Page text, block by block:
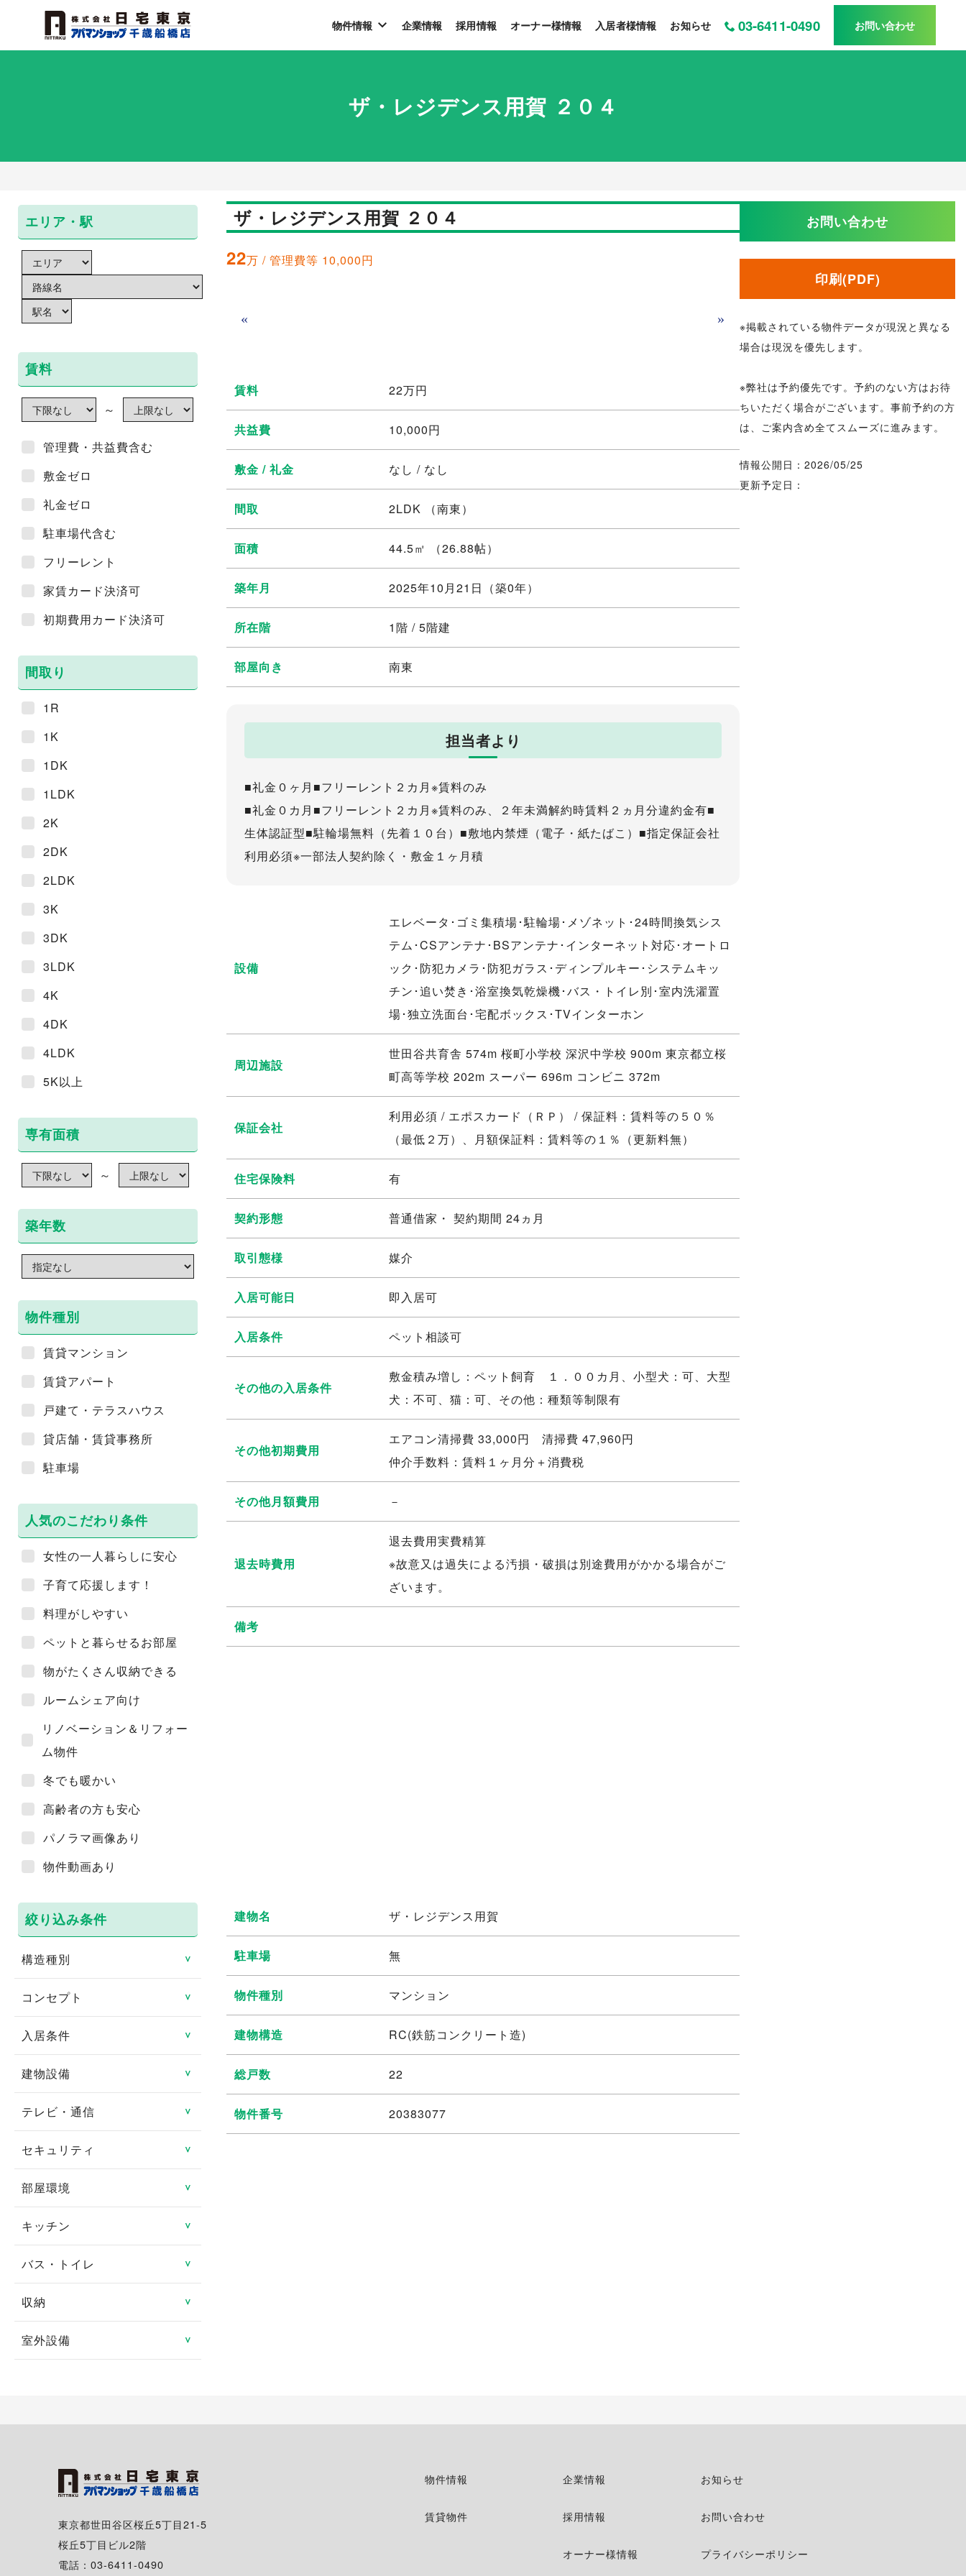
物件情報 企業情報 採用情報 オーナー様情報 入居者様情報 お知らせ 03-6411-0490 お問い合わせ
ザ・レジデンス用賀 ２０４
エリア・駅
賃料
～
管理費・共益費含む
敷金ゼロ
礼金ゼロ
駐車場代含む
フリーレント
家賃カード決済可
初期費用カード決済可
間取り
1R
1K
1DK
1LDK
2K
2DK
2LDK
3K
3DK
3LDK
4K
4DK
4LDK
5K以上
専有面積
～
築年数
物件種別
賃貸マンション
賃貸アパート
戸建て・テラスハウス
貸店舗・賃貸事務所
駐車場
人気のこだわり条件
女性の一人暮らしに安心
子育て応援します！
料理がしやすい
ペットと暮らせるお部屋
物がたくさん収納できる
ルームシェア向け
リノベーション＆リフォー
ム物件
冬でも暖かい
高齢者の方も安心
パノラマ画像あり
物件動画あり
絞り込み条件
構造種別 ＞
鉄骨造
鉄筋コンクリート造
鉄骨鉄筋コンクリート造
軽量鉄骨造
木造
コンセプト ＞
リノベーション物件
リフォーム済み
日当たり良好
閑静な住宅街
タイル貼り
デザイナーズ賃貸物件
分譲賃貸
入居条件 ＞
即入居可
ペット相談可
連帯保証人不要
女性限定
ルームシェア可
高齢者向け
建物設備 ＞
エレベータ
バリアフリー
ゴミ集積場
宅配ボックス
オール電化
テレビ・通信 ＞
CATV
CSアンテナ
インターネット対応
地デジ対応TV付
光ファイバー
セキュリティ ＞
TVインターフォン
オートロック
24時間緊急対応
管理人あり
部屋環境 ＞
フローリング
ロフト
エアコン
1階
角部屋
バルコニー・ベランダ
出窓
南向き
キッチン ＞
システムキッチン
ＩＨクッキングヒータ
コンロ2口以上
ディスポーザー
バス・トイレ ＞
室内洗濯機置き場
追い焚き
温水洗浄暖房便座
浴室換気乾燥機
収納 ＞
トランクルーム
ウォークインクローゼッ
ト
室外設備 ＞
バイク置き場
ザ・レジデンス用賀 ２０４
22万 / 管理費等 10,000円
« »
賃料 22万円
共益費 10,000円
敷金 / 礼金 なし / なし
間取 2LDK （南東）
面積 44.5㎡ （26.88帖）
築年月 2025年10月21日（築0年）
所在階 1階 / 5階建
部屋向き 南東
担当者より
■礼金０ヶ月■フリーレント２カ月※賃料のみ
■礼金０カ月■フリーレント２カ月※賃料のみ、２年未満解約時賃料２ヵ月分違約金有■
生体認証型■駐輪場無料（先着１０台）■敷地内禁煙（電子・紙たばこ）■指定保証会社
利用必須※一部法人契約除く・敷金１ヶ月積
設備
エレベータ･ゴミ集積場･駐輪場･メゾネット･24時間換気シス
テム･CSアンテナ･BSアンテナ･インターネット対応･オートロ
ック･防犯カメラ･防犯ガラス･ディンプルキー･システムキッ
チン･追い焚き･浴室換気乾燥機･バス・トイレ別･室内洗濯置
場･独立洗面台･宅配ボックス･TVインターホン
周辺施設
世田谷共育舎 574m 桜町小学校 深沢中学校 900m 東京都立桜
町高等学校 202m スーパー 696m コンビニ 372m
保証会社
利用必須 / エポスカード（ＲＰ） / 保証料：賃料等の５０％
（最低２万）、月額保証料：賃料等の１％（更新料無）
住宅保険料 有
契約形態 普通借家・ 契約期間 24ヵ月
取引態様 媒介
入居可能日 即入居可
入居条件 ペット相談可
その他の入居条件
敷金積み増し：ペット飼育 １．００カ月、小型犬：可、大型
犬：不可、猫：可、その他：種類等制限有
その他初期費用
エアコン清掃費 33,000円 清掃費 47,960円
仲介手数料：賃料１ヶ月分＋消費税
その他月額費用 －
退去時費用
退去費用実費精算
※故意又は過失による汚損・破損は別途費用がかかる場合がご
ざいます。
備考
建物名 ザ・レジデンス用賀
駐車場 無
物件種別 マンション
建物構造 RC(鉄筋コンクリート造)
総戸数 22
物件番号 20383077
お問い合わせ
印刷(PDF)
※掲載されている物件データが現況と異なる
場合は現況を優先します。
※弊社は予約優先です。予約のない方はお待
ちいただく場合がございます。事前予約の方
は、ご案内含め全てスムーズに進みます。
情報公開日：2026/05/25
更新予定日：
東京都世田谷区桜丘5丁目21-5
桜丘5丁目ビル2階
電話：03-6411-0490
物件情報
賃貸物件
企業情報
採用情報
オーナー様情報
お知らせ
お問い合わせ
プライバシーポリシー